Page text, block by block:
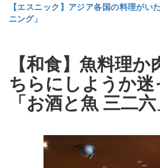
【エスニック】アジア各国の料理がい
ニング」
【和食】魚料理
ちらにしようか
「お酒と魚 三二六